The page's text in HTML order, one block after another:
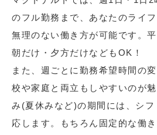
のフル勤務まで、あなたのライ
無理のない働き方が可能です。
朝だけ・夕方だけなどもOK！
また、週ごとに勤務希望時間の
校や家庭と両立もしやすいのが
み(夏休みなど)の期間には、シ
応します。もちろん固定的な働き